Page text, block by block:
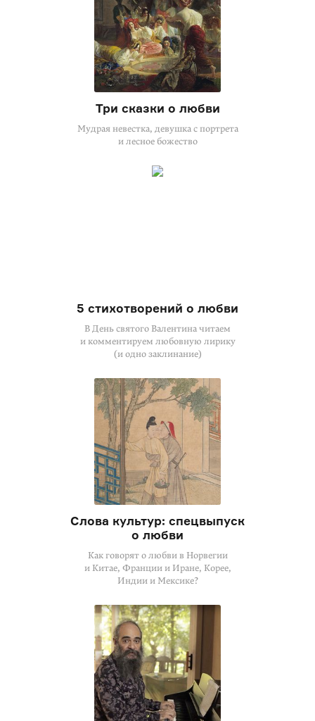
Три сказки о любви
Мудрая невестка, девушка с портрета
и лесное божество
5 стихотворений о любви
В День святого Валентина читаем
и комментируем любовную лирику
(и одно заклинание)
Слова культур: спецвыпуск
о любви
Как говорят о любви в Норвегии
и Китае, Франции и Иране, Корее,
Индии и Мексике?